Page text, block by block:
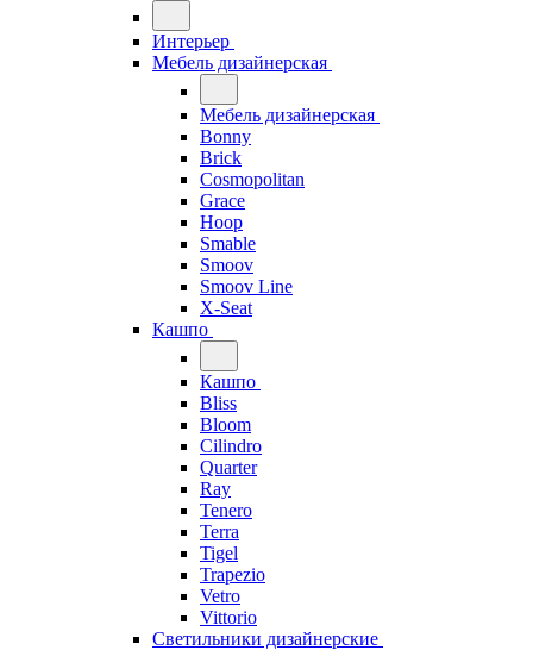
Интерьер
Мебель дизайнерская
Мебель дизайнерская
Bonny
Brick
Cosmopolitan
Grace
Hoop
Smable
Smoov
Smoov Line
X-Seat
Кашпо
Кашпо
Bliss
Bloom
Cilindro
Quarter
Ray
Tenero
Terra
Tigel
Trapezio
Vetro
Vittorio
Светильники дизайнерские